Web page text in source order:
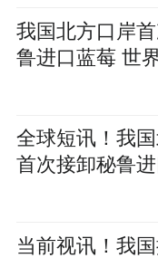
我国北方口岸
鲁进口蓝莓 世
全球短讯！我
首次接卸秘鲁
当前视讯！我